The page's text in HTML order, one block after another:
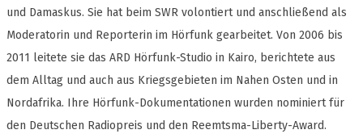
und Damaskus. Sie hat beim SWR volontiert und anschließend als
Moderatorin und Reporterin im Hörfunk gearbeitet. Von 2006 bis
2011 leitete sie das ARD Hörfunk-Studio in Kairo, berichtete aus
dem Alltag und auch aus Kriegsgebieten im Nahen Osten und in
Nordafrika. Ihre Hörfunk-Dokumentationen wurden nominiert für
den Deutschen Radiopreis und den Reemtsma-Liberty-Award.